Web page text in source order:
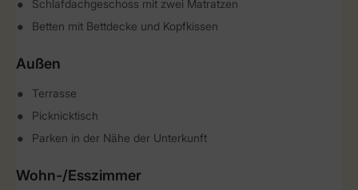
Schlafdachgeschoss mit zwei Matratzen
Betten mit Bettdecke und Kopfkissen
Außen
Terrasse
Picknicktisch
Parken in der Nähe der Unterkunft
Wohn-/Esszimmer